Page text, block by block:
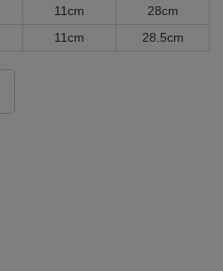
11cm
28cm
11cm 28.5cm